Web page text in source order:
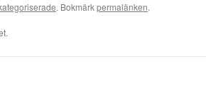
. Bokmärkpermalänken.